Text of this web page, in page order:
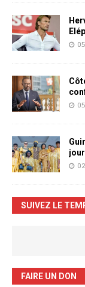
SUIVEZ LE
FAIRE UN DON